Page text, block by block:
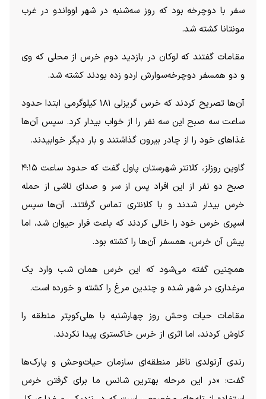
سفر با دوچرخه بود که روز سه‌شنبه در شهر اوواندو در غرب
مونتانا کشته شد.
مقامات گفتند که لوکان در بازدید دوم خرس از محلی که وی
و دو همسفر دوچرخه‌سوارش اردو زده بودند کشته شد.
آن‌ها تصریح کردند که خرس گریزلی ۱۸۱ کیلوگرمی ابتدا حدود
ساعت سه صبح این سه نفر را از خواب بیدار کرد. سپس آن‌ها
غذا‌های خود را از چادر بیرون گذاشتند و بار دیگر خوابیدند.
گاوین روزلز، کلانتر شهرستان پاول گفت که حدود ساعت ۴:۱۵
صبح دو نفر از این افراد پس از سر و صدای ناشی از حمله
خرس بیدار شدند و با کلانتری تماس گرفتند. آن‌ها سپس
اسپری خرس خود را خالی کردند که باعث فرار حیوان شد، اما
پیش آن خرس، همسفر آن‌ها را کشته بود.
همچنین گفته می‌شود که این خرس همان شب وارد یک
مرغداری در شهر شده و چندین مرغ را کشته و خورده است.
مقامات حیات وحش روز چهارشنبه با هلی‌کوپتر منطقه را
کاوش کردند، اما اثری از خرس خاکستری پیدا نکردند.
رندی آرنولدی ناظر منطقه‌ای سازمان حیات‌وحش و پارک‌ها
گفت: «در این مرحله بهترین شانس ما برای گرفتن خرس